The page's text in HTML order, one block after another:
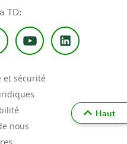
TD:
et sécurité
nous
Haut